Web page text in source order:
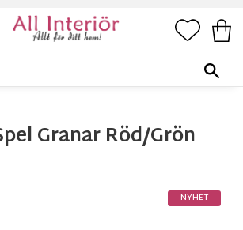
Granar Röd/Grön
NYHET